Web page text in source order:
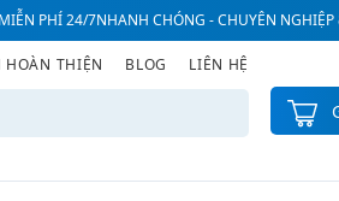
PHÍ 24/7NHANH CHÓNG - CHUYÊN
HOÀN THIỆN BLOG LIÊN HỆ